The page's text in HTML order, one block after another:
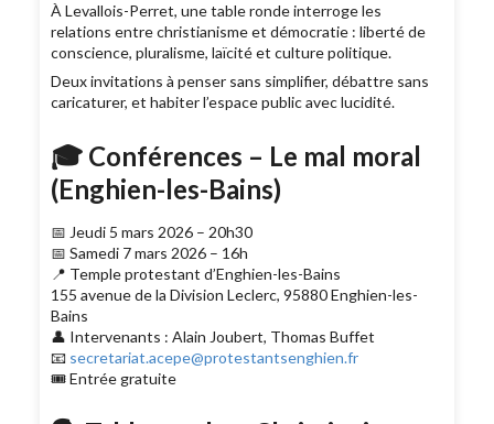
À Levallois-Perret, une table ronde interroge les
relations entre christianisme et démocratie : liberté de
conscience, pluralisme, laïcité et culture politique.
Deux invitations à penser sans simplifier, débattre sans
caricaturer, et habiter l’espace public avec lucidité.
🎓 Conférences – Le mal moral
(Enghien-les-Bains)
📅 Jeudi 5 mars 2026 – 20h30
📅 Samedi 7 mars 2026 – 16h
📍 Temple protestant d’Enghien-les-Bains
155 avenue de la Division Leclerc, 95880 Enghien-les-
Bains
👤 Intervenants : Alain Joubert, Thomas Buffet
📧 secretariat.acepe@protestantsenghien.fr
🎟 Entrée gratuite